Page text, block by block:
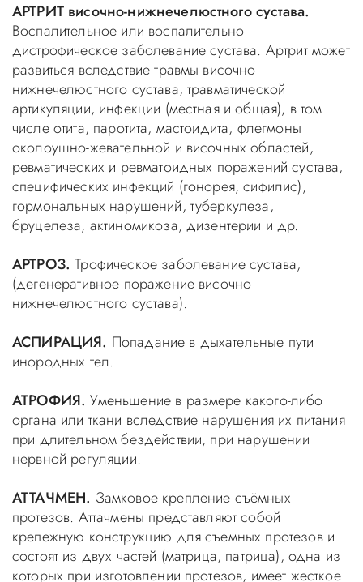
АРТРИТ височно-нижнечелюстного сустава.
Воспалительное или воспалительно-
дистрофическое заболевание сустава. Артрит может
развиться вследствие травмы височно-
нижнечелюстного сустава, травматической
артикуляции, инфекции (местная и общая), в том
числе отита, паротита, мастоидита, флегмоны
околоушно-жевательной и височных областей,
ревматических и ревматоидных поражений сустава,
специфических инфекций (гонорея, сифилис),
гормональных нарушений, туберкулеза,
бруцелеза, актиномикоза, дизентерии и др.
АРТРОЗ.Трофическое заболевание сустава,
(дегенеративное поражение височно-
нижнечелюстного сустава).
АСПИРАЦИЯ. Попадание в дыхательные пути
инородных тел.
АТРОФИЯ.Уменьшение в размере какого-либо
органа или ткани вследствие нарушения их питания
при длительном бездействии, при нарушении
нервной регуляции.
АТТАЧМЕН. Замковое крепление съёмных
протезов. Аттачмены представляют собой
крепежную конструкцию для съемных протезов и
состоят из двух частей (матрица, патрица), одна из
которых при изготовлении протезов, имеет жесткое